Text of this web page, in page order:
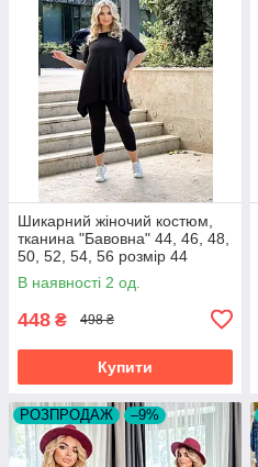
Шикарний жіночий костюм,
тканина "Бавовна" 44, 46, 48,
50, 52, 54, 56 розмір 44
В наявності 2 од.
448 ₴ 498 ₴
Купити
РОЗПРОДАЖ –9%